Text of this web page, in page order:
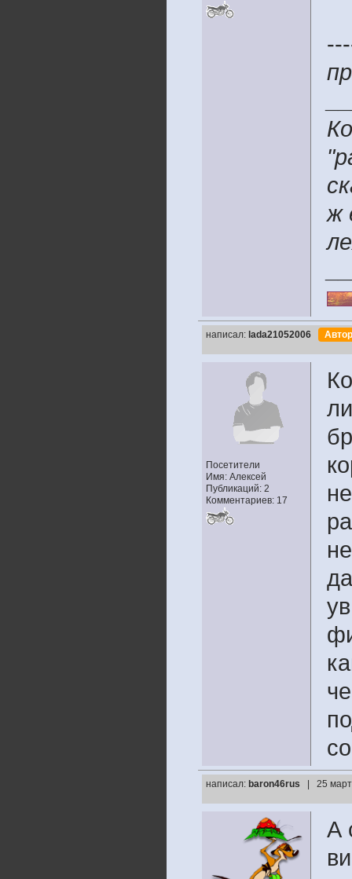
ж
написал: lada21052006
Посетители
Имя: Алексей
Публикаций: 2
Комментариев: 17
написал: baron46rus | 25
А